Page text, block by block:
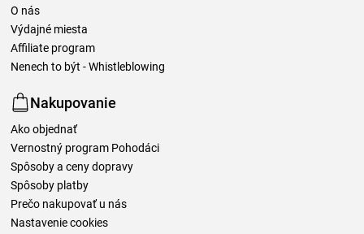
O nás
Výdajné miesta
Affiliate program
Nenech to být - Whistleblowing
Nakupovanie
Ako objednať
Vernostný program Pohodáci
Spôsoby a ceny dopravy
Spôsoby platby
Prečo nakupovať u nás
Nastavenie cookies